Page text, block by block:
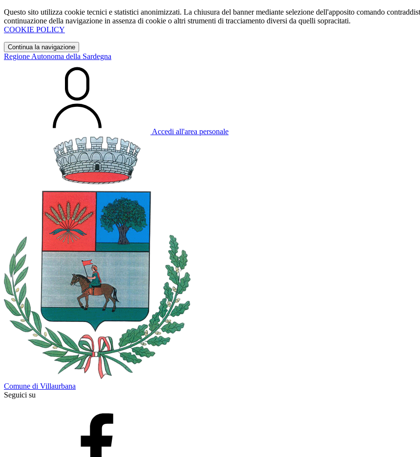
Questo sito utilizza cookie tecnici e statistici anonimizzati. La chiusura del banner mediante selezione dell'apposito comando
continuazione della navigazione in assenza di cookie o altri strumenti di tracciamento diversi da quelli sopracitati.
COOKIE POLICY
Continua la navigazione
Regione Autonoma della Sardegna
Accedi all'area personale
Comune di Villaurbana
Seguici su